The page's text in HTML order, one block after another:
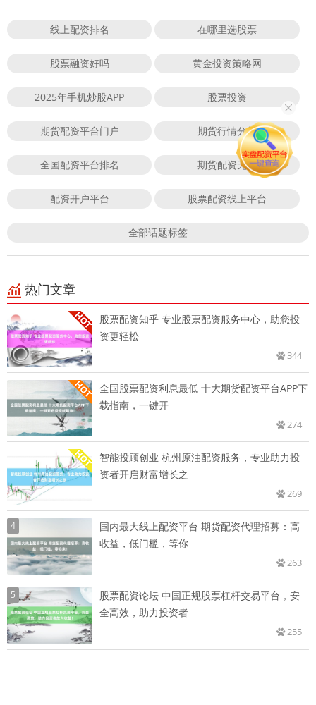
线上配资排名 在哪里选股票
股票融资好吗 黄金投资策略网
2025年手机炒股APP 股票投资
期货配资平台门户 期货行情分析
全国配资平台排名 期货配资无息
配资开户平台 股票配资线上平台
全部话题标签
热门文章
股票配资知乎 专业股票配资服务中心，助您投
资更轻松
344
全国股票配资利息最低 十大期货配资平台APP下
载指南，一键开
274
智能投顾创业 杭州原油配资服务，专业助力投
资者开启财富增长之
269
4
国内最大线上配资平台 期货配资代理招募：高
收益，低门槛，等你
263
5
股票配资论坛 中国正规股票杠杆交易平台，安
全高效，助力投资者
255